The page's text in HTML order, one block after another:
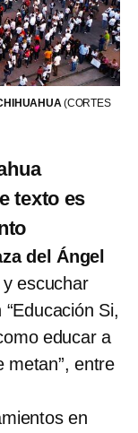
(CORTES
texto es
del Ángel
escuchar
Si,
educar a
metan”, entre
en